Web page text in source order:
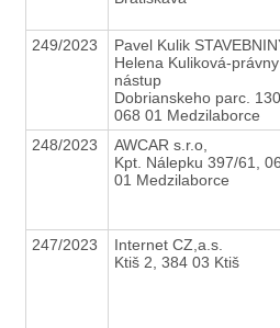
249/2023
Pavel Kulik
Helena Kuliková-právny
nástup
Dobrianskeho parc.
068 01 Medzilaborce
248/2023
AWCAR s.r.o,
Kpt. Nálepku 397/61,
01 Medzilaborce
247/2023
Internet CZ,a.s.
Ktiš 2, 384 03 Ktiš